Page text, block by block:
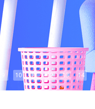
10 11 12 13 14